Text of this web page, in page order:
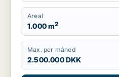
Areal
1.000 m2
Max. per måned
2.500.000 DKK